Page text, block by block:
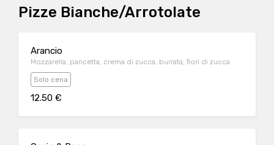
Pizze Bianche/Arrotolate
Arancio
Mozzarella, pancetta, crema di zucca, burrata, fiori di zucca
Solo cena
12.50 €